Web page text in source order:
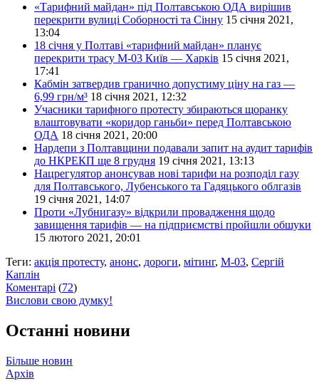
«Тарифний майдан» під Полтавською ОДА вирішив
перекрити вулиці Соборності та Сінну 15 січня 2021,
13:04
18 січня у Полтаві «тарифний майдан» планує
перекрити трасу М-03 Київ — Харків 15 січня 2021,
17:41
Кабмін затвердив гранично допустиму ціну на газ —
6,99 грн/м³ 18 січня 2021, 12:32
Учасники тарифного протесту збираються щоранку
влаштовувати «коридор ганьби» перед Полтавською
ОДА 18 січня 2021, 20:00
Нардепи з Полтавщини подавали запит на аудит тарифів
до НКРЕКП ще 8 грудня 19 січня 2021, 13:13
Нацрегулятор анонсував нові тарифи на розподіл газу
для Полтавського, Лубенського та Гадяцького облгазів
19 січня 2021, 14:07
Проти «Лубнигазу» відкрили провадження щодо
завищення тарифів — на підприємстві пройшли обшуки
15 лютого 2021, 20:01
Теги: акція протесту, анонс, дороги, мітинг, М-03, Сергій
Каплін
Коментарі (72)
Вислови свою думку!
Останні новини
Більше новин
Архів